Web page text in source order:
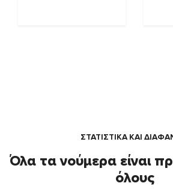
ΣΤΑΤΙΣΤΙΚΑ ΚΑΙ
Όλα τα νούμερα είναι
όλους